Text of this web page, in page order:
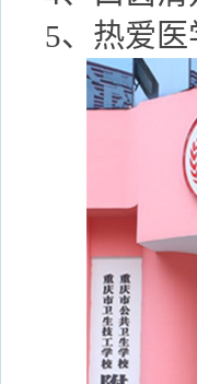
5、热爱